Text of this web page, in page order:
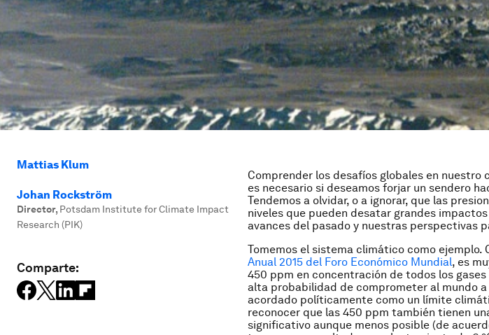
Mattias Klum
Johan Rockström
Director, Potsdam Institute for Climate Impact
Research (PIK)
Comparte:
Comprender los desafíos globales en
es necesario si deseamos forjar un sendero
Tendemos a olvidar, o a ignorar, que las
niveles que pueden desatar grandes
avances del pasado y nuestras perspectivas
Tomemos el sistema climático como ejemplo.
Anual 2015 del Foro Económico Mundial, es
450 ppm en concentración de todos los
alta probabilidad de comprometer al mundo
acordado políticamente como un límite
reconocer que las 450 ppm también tienen
significativo aunque menos posible (de